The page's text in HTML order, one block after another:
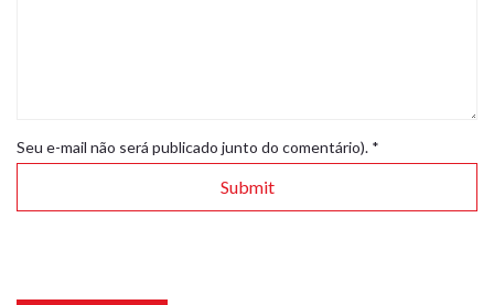
Seu e-mail não será publicado junto do comentário). *